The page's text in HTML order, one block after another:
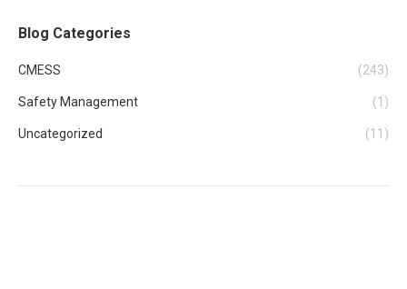
Blog Categories
CMESS (243)
Safety Management (1)
Uncategorized (11)